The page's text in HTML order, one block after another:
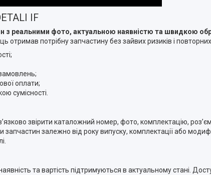
IF
з реальними фото, актуальною наявністю та швидкою
отримав потрібну запчастину без зайвих ризиків і
оплати;
сумісності.
звірити каталожний номер, фото, комплектацію,
запчастин залежно від року випуску, комплектації або
та вартість підтримуються в актуальному стані.